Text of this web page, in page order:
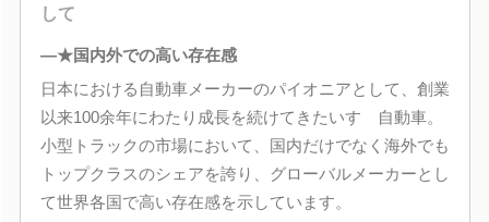
して
―★国内外での高い存在感
日本における自動車メーカーのパイオニアとして、創業
以来100余年にわたり成長を続けてきたいすゞ自動車。
小型トラックの市場において、国内だけでなく海外でも
トップクラスのシェアを誇り、グローバルメーカーとし
て世界各国で高い存在感を示しています。